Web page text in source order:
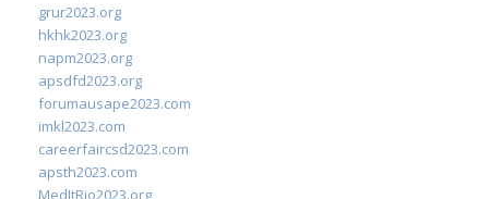
grur2023.org
hkhk2023.org
napm2023.org
apsdfd2023.org
forumausape2023.com
imkl2023.com
careerfaircsd2023.com
apsth2023.com
MedItRio2023.org